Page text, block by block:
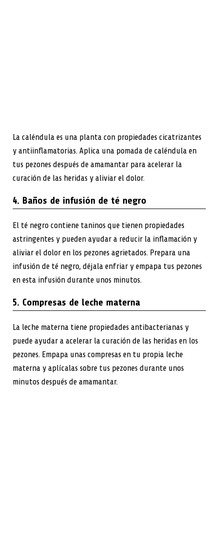
La caléndula es una planta con propiedades cicatrizantes
y antiinflamatorias. Aplica una pomada de caléndula en
tus pezones después de amamantar para acelerar la
curación de las heridas y aliviar el dolor.
4. Baños de infusión de té negro
El té negro contiene taninos que tienen propiedades
astringentes y pueden ayudar a reducir la inflamación y
aliviar el dolor en los pezones agrietados. Prepara una
infusión de té negro, déjala enfriar y empapa tus pezones
en esta infusión durante unos minutos.
5. Compresas de leche materna
La leche materna tiene propiedades antibacterianas y
puede ayudar a acelerar la curación de las heridas en los
pezones. Empapa unas compresas en tu propia leche
materna y aplícalas sobre tus pezones durante unos
minutos después de amamantar.